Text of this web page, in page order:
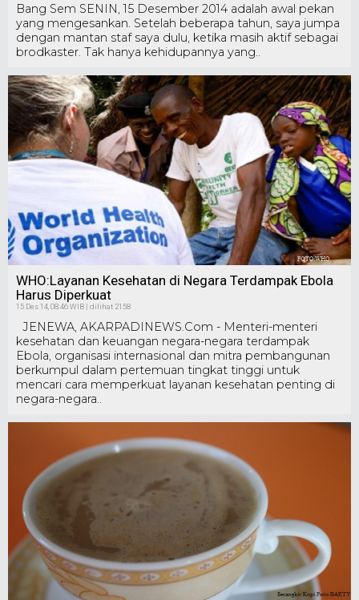
Bang Sem SENIN, 15 Desember 2014 adalah awal pekan
yang mengesankan. Setelah beberapa tahun, saya jumpa
dengan mantan staf saya dulu, ketika masih aktif sebagai
brodkaster. Tak hanya kehidupannya yang..
WHO:Layanan Kesehatan di Negara Terdampak Ebola
Harus Diperkuat
15 Des 14, 08:46 WIB | dilihat 2158
JENEWA, AKARPADINEWS.Com - Menteri-menteri
kesehatan dan keuangan negara-negara terdampak
Ebola, organisasi internasional dan mitra pembangunan
berkumpul dalam pertemuan tingkat tinggi untuk
mencari cara memperkuat layanan kesehatan penting di
negara-negara..